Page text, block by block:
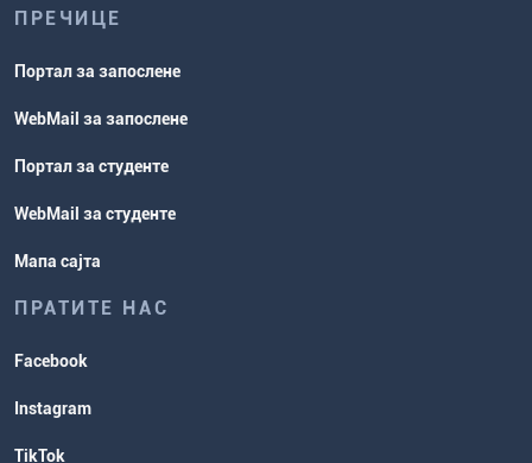
ПРЕЧИЦЕ
Портал за запослене
WebMail за запослене
Портал за студенте
WebMail за студенте
Мапа сајта
ПРАТИТЕ НАС
Facebook
Instagram
TikTok